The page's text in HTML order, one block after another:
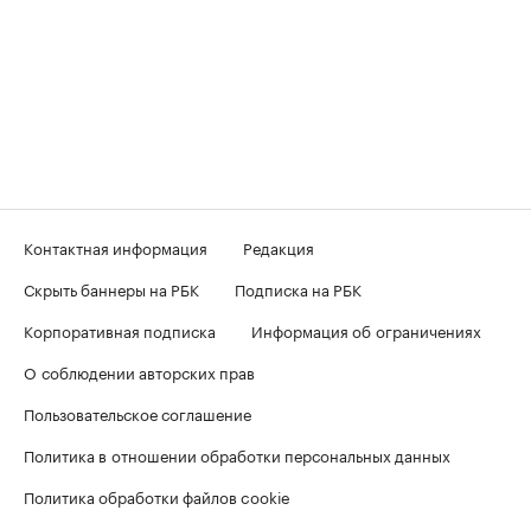
Контактная информация
Редакция
Скрыть баннеры на РБК
Подписка на РБК
Корпоративная подписка
Информация об ограничениях
О соблюдении авторских прав
Пользовательское соглашение
Политика в отношении обработки персональных данных
Политика обработки файлов cookie